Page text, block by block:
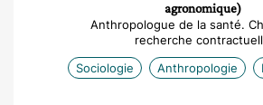
agronomique)
Anthropologue de la santé.
recherche
Sociologie
Anthropologie